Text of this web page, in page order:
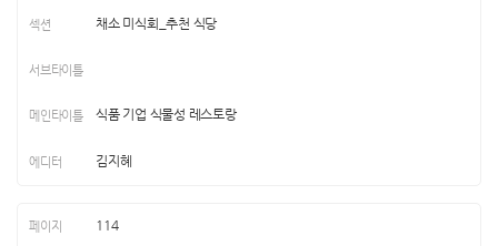
채소 미식회_추천 식당
식품 기업 식물성 레스토랑
김지혜
114